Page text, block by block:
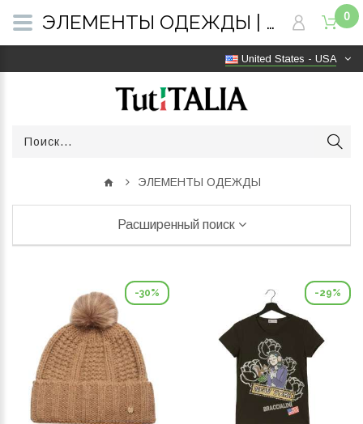
United States - USA
0
ЭЛЕМЕНТЫ ОДЕЖДЫ
Расширенный поиск
-30% -29%
ЭЛЕМЕНТЫ ОДЕЖДЫ | TutITALIA